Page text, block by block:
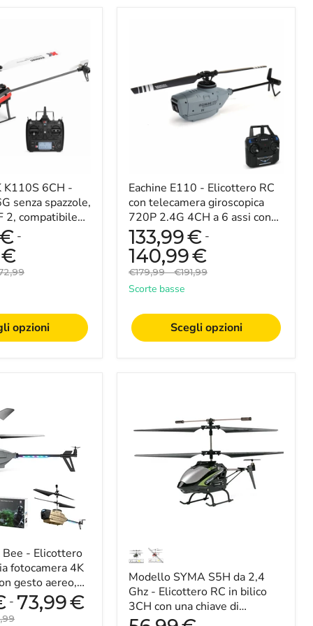
K110S 6CH -
senza spazzole,
2, compatibile
FHSS -
€ -
€
opzioni
con
telecamera
giroscopica
assi
con
localizzazione
del
flusso
ottico
e
scala
senza
Perfetto
per
principianti
Eachine E110 - Elicottero RC
con telecamera giroscopica
720P 2.4G 4CH a 6 assi con
localizzazione del flusso ottico
e...
133,99€ -
140,99€
Prezzo
originale
€179,99 -Prezzo
€191,99
Scorte basse
Scegli opzioni
Bee - Elicottero
fotocamera 4K
gesto aereo,
ostacoli e
- 73,99€
da
Ghz
una
chiave
di
decollo/atterraggio
e
giroscopio
Modello SYMA S5H da 2,4
Ghz - Elicottero RC in bilico
3CH con una chiave di
decollo/atterraggio e
Prezzo